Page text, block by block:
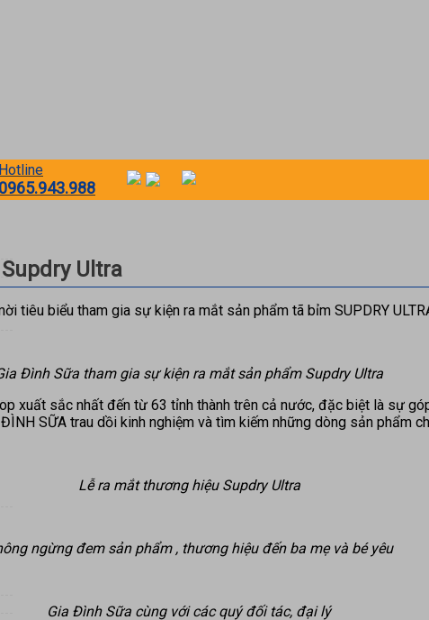
Hotline
0965.943.988
Ultra
tiêu biểu tham gia sự kiện ra mắt sản phẩm tã bỉm SUPDRY
Đình Sữa tham gia sự kiện ra mắt sản phẩm Supdry Ultra
xuất sắc nhất đến từ 63 tỉnh thành trên cả nước, đặc biệt là sự
SỮA trau dồi kinh nghiệm và tìm kiếm những dòng sản phẩm
Lễ ra mắt thương hiệu Supdry Ultra
ngừng đem sản phẩm , thương hiệu đến ba mẹ và bé yêu
Gia Đình Sữa cùng với các quý đối tác, đại lý